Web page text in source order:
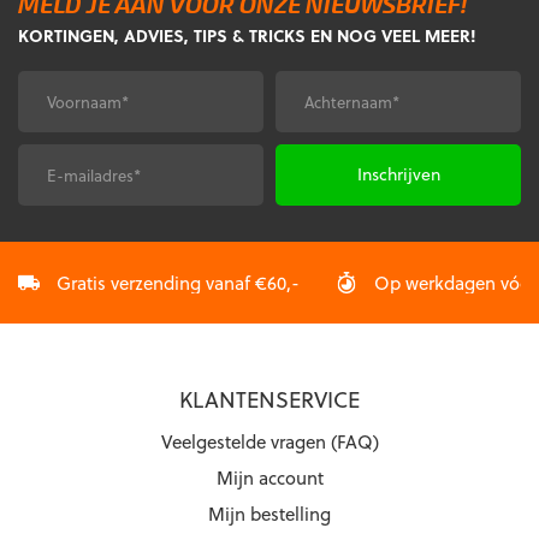
Deze
optie
gekozen
worden
de
Deze
optie
gekozen
worden
op
MELD JE AAN VOOR ONZE NIEUWSBRIEF!
KORTINGEN, ADVIES, TIPS & TRICKS EN NOG VEEL MEER!
Voornaam* Achternaam*
Gratis verzending vanaf €60,- Op werkdagen
KLANTENSERVICE
Veelgestelde vragen (FAQ)
Mijn account
Mijn bestelling